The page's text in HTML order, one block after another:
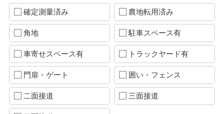
確定測量済み 農地転用済み
角地 駐車スペース有
車寄せスペース有 トラックヤード有
門扉・ゲート 囲い・フェンス
二面接道 三面接道